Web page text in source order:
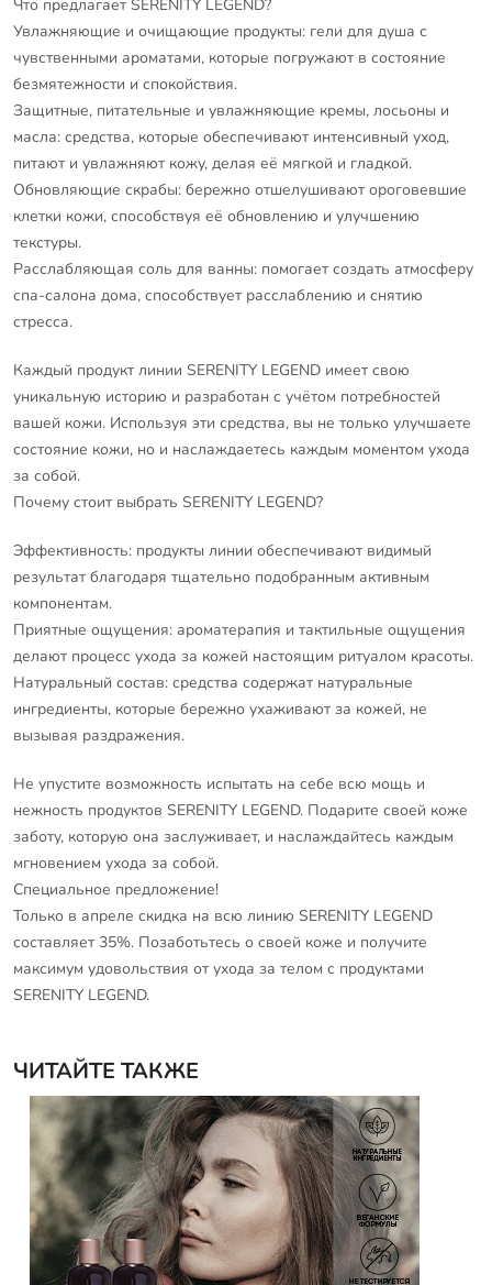
Что предлагает SERENITY LEGEND?
Увлажняющие и очищающие продукты: гели для душа с
чувственными ароматами, которые погружают в состояние
безмятежности и спокойствия.
Защитные, питательные и увлажняющие кремы, лосьоны и
масла: средства, которые обеспечивают интенсивный уход,
питают и увлажняют кожу, делая её мягкой и гладкой.
Обновляющие скрабы: бережно отшелушивают ороговевшие
клетки кожи, способствуя её обновлению и улучшению
текстуры.
Расслабляющая соль для ванны: помогает создать атмосферу
спа-салона дома, способствует расслаблению и снятию
стресса.
Каждый продукт линии SERENITY LEGEND имеет свою
уникальную историю и разработан с учётом потребностей
вашей кожи. Используя эти средства, вы не только улучшаете
состояние кожи, но и наслаждаетесь каждым моментом ухода
за собой.
Почему стоит выбрать SERENITY LEGEND?
Эффективность: продукты линии обеспечивают видимый
результат благодаря тщательно подобранным активным
компонентам.
Приятные ощущения: ароматерапия и тактильные ощущения
делают процесс ухода за кожей настоящим ритуалом красоты.
Натуральный состав: средства содержат натуральные
ингредиенты, которые бережно ухаживают за кожей, не
вызывая раздражения.
Не упустите возможность испытать на себе всю мощь и
нежность продуктов SERENITY LEGEND. Подарите своей коже
заботу, которую она заслуживает, и наслаждайтесь каждым
мгновением ухода за собой.
Специальное предложение!
Только в апреле скидка на всю линию SERENITY LEGEND
составляет 35%. Позаботьтесь о своей коже и получите
максимум удовольствия от ухода за телом с продуктами
SERENITY LEGEND.
ЧИТАЙТЕ ТАКЖЕ